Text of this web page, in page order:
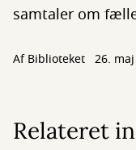
samtaler om
Af Biblioteket 26.
Relateret